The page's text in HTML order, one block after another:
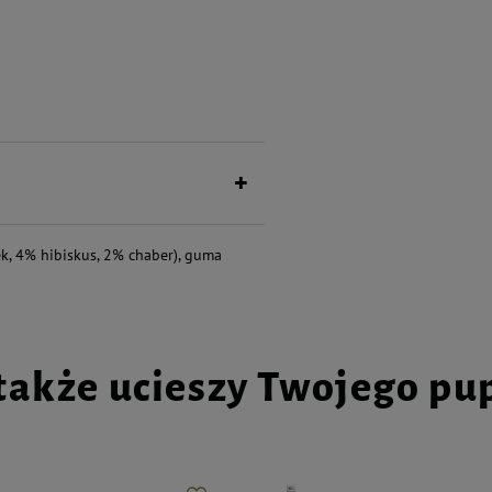
składników,
4% hibiskus, 2% chaber), guma
ucieszy Twojego